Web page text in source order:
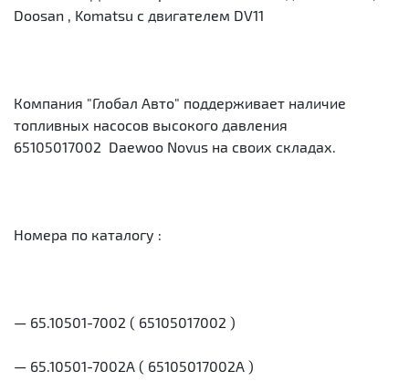
Doosan , Komatsu с двигателем DV11
Компания "Глобал Авто" поддерживает наличие
топливных насосов высокого давления
65105017002 Daewoo Novus на своих складах.
Номера по каталогу :
— 65.10501-7002 ( 65105017002 )
— 65.10501-7002А ( 65105017002А )